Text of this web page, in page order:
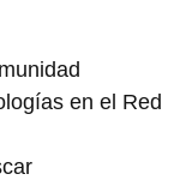
en el Red